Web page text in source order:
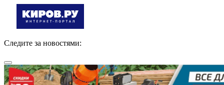
Следите за новостями: